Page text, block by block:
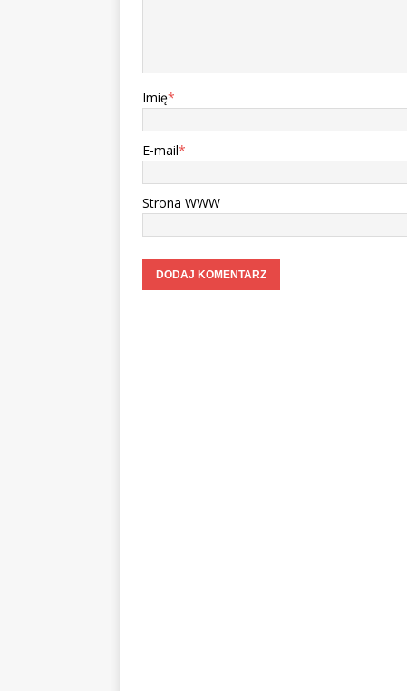
Imię*
E-mail*
Strona WWW